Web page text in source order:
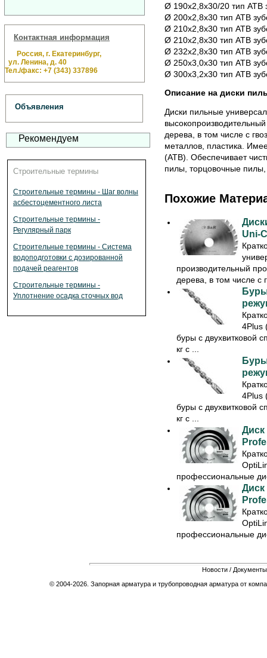
Контактная информация
Россия, г. Екатеринбург,
ул. Ленина, д. 40
Тел./факс: +7 (343) 337896
Объявления
Рекомендуем
Строительные термины
Строительные термины - Шаг волны
асбестоцементного листа
Строительные термины -
Регулярный парк
Строительные термины - Система
водоподготовки с дозированной
подачей реагентов
Строительные термины -
Уплотнение осадка сточных вод
Ø 190х2,8х30/20 тип АТВ
Ø 200х2,8х30 тип АТВ
Ø 210х2,8х30 тип АТВ
Ø 210х2,8х30 тип АТВ
Ø 232х2,8х30 тип АТВ
Ø 250х3,0х30 тип АТВ
Ø 300х3,2х30 тип АТВ
Описание на диски
Диски пильные
дерева, в том числе с
металлов, пластика.
(ATB). Обеспечивает
пилы, торцовочные
Похожие
Uni-
производительный
дерева, в том числе с
4Plus
буры с двухвитковой
кг с ...
4Plus
буры с двухвитковой
кг с ...
Диск
профессиональные
Диск
профессиональные
Новости / Документы
© 2004-2026. Запорная арматура и трубопроводная арматура от